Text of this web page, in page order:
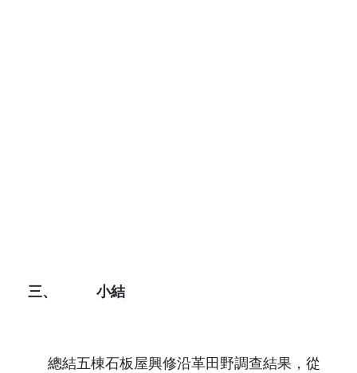
三、 小結
總結五棟石板屋興修沿革田野調查結果，從